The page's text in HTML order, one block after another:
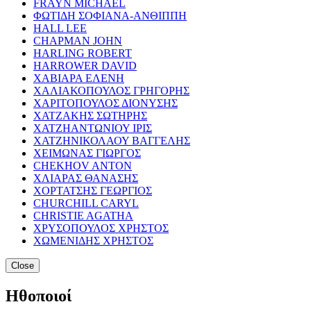
FRAYN MICHAEL
ΦΩΤΙΔΗ ΣΟΦΙΑΝΑ-ΑΝΘΙΠΠΗ
HALL LEE
CHAPMAN JOHN
HARLING ROBERT
HARROWER DAVID
ΧΑΒΙΑΡΑ ΕΛΕΝΗ
ΧΑΛΙΑΚΟΠΟΥΛΟΣ ΓΡΗΓΟΡΗΣ
ΧΑΡΙΤΟΠΟΥΛΟΣ ΔΙΟΝΥΣΗΣ
ΧΑΤΖΑΚΗΣ ΣΩΤΗΡΗΣ
ΧΑΤΖΗΑΝΤΩΝΙΟΥ ΙΡΙΣ
ΧΑΤΖΗΝΙΚΟΛΑΟΥ ΒΑΓΓΕΛΗΣ
ΧΕΙΜΩΝΑΣ ΓΙΩΡΓΟΣ
CHEKHOV ANTON
ΧΛΙΑΡΑΣ ΘΑΝΑΣΗΣ
ΧΟΡΤΑΤΣΗΣ ΓΕΩΡΓΙΟΣ
CHURCHILL CARYL
CHRISTIE AGATHA
ΧΡΥΣΟΠΟΥΛΟΣ ΧΡΗΣΤΟΣ
ΧΩΜΕΝΙΔΗΣ ΧΡΗΣΤΟΣ
Close
Ηθοποιοί